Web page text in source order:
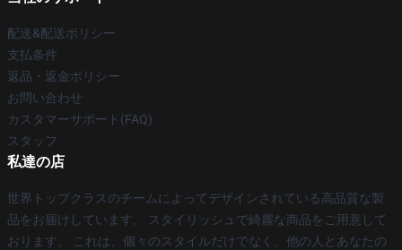
配送&配送ポリシー
支払条件
返品・返金ポリシー
お問い合わせ
カスタマーサポート(FAQ)
スタッフ
私達の店
世界トップクラスのチームによってデザインされている高品質な製
品をお届けしています。 スタイリッシュで綺麗な商品をご用意して
おります。 これは、個々のスタイルだけでなく、他の人とあなたの